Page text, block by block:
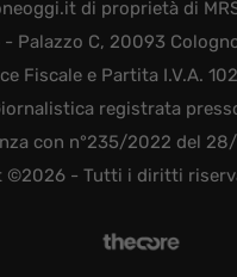
di proprietà di
- Palazzo C, 20093
Fiscale e Partita I.V.A.
registrata
con n°235/2022 del
©2026 - Tutti i diritti